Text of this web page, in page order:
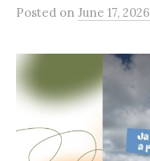
Posted on June 17, 2026